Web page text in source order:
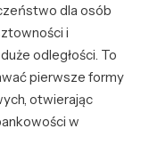
dla osób
i
odległości. To
pierwsze formy
otwierając
w